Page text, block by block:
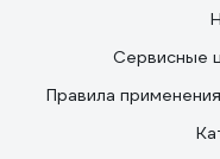
Сервисные
Правила